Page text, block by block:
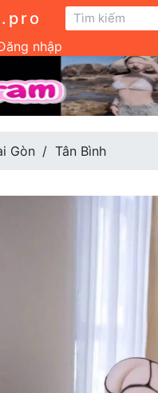
nhập
Gòn Tân Bình